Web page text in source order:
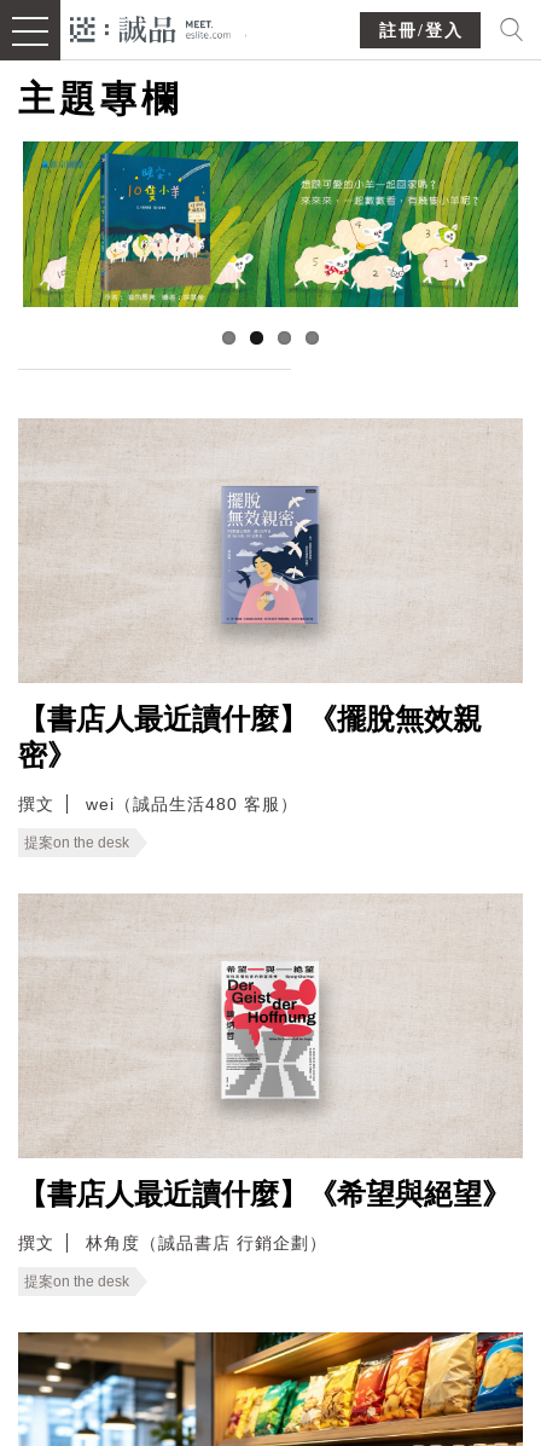
註冊/登入
主題專欄
【書店人最近讀什麼】《擺脫無效親
密》
撰文 wei（誠品生活480 客服）
提案on the desk
【書店人最近讀什麼】《希望與絕望》
撰文 林角度（誠品書店 行銷企劃）
提案on the desk